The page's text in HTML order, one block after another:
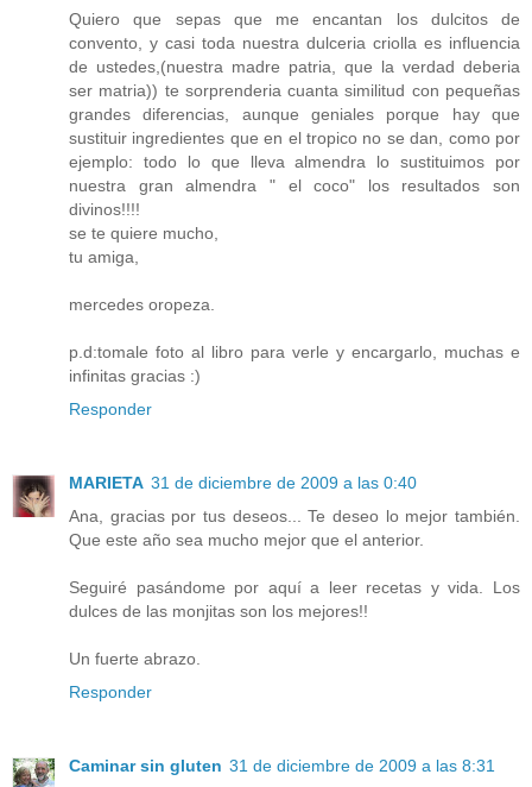
Quiero que sepas que me encantan los dulcitos de
convento, y casi toda nuestra dulceria criolla es influencia
de ustedes,(nuestra madre patria, que la verdad deberia
ser matria)) te sorprenderia cuanta similitud con pequeñas
grandes diferencias, aunque geniales porque hay que
sustituir ingredientes que en el tropico no se dan, como por
ejemplo: todo lo que lleva almendra lo sustituimos por
nuestra gran almendra " el coco" los resultados son
divinos!!!!
se te quiere mucho,
tu amiga,
mercedes oropeza.
p.d:tomale foto al libro para verle y encargarlo, muchas e
infinitas gracias :)
Responder
MARIETA 31 de diciembre de 2009 a las 0:40
Ana, gracias por tus deseos... Te deseo lo mejor también.
Que este año sea mucho mejor que el anterior.
Seguiré pasándome por aquí a leer recetas y vida. Los
dulces de las monjitas son los mejores!!
Un fuerte abrazo.
Responder
Caminar sin gluten 31 de diciembre de 2009 a las 8:31